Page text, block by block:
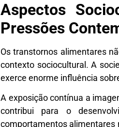
Aspectos
Pressões
Os transtornos alimentares
contexto sociocultural. A
exerce enorme influência
A exposição contínua a
contribui para o
comportamentos alimentares